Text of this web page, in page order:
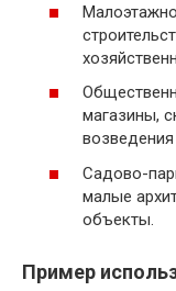
магазины,
Садово-
малые
объекты.
Пример